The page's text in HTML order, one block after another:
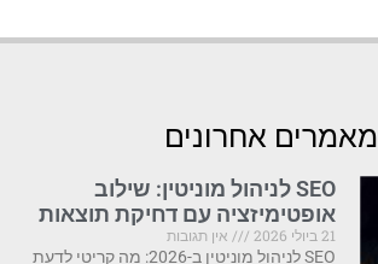
מאמרים אחרונים
SEO לניהול מוניטין: שילוב
אופטימיזציה עם דחיקת תוצאות
21 ביולי 2026
אין תגובות
SEO לניהול מוניטין ב-2026: מה קריטי לדעת